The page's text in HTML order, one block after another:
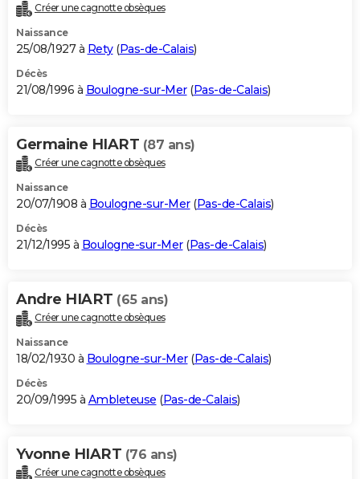
Créer une cagnotte obsèques
Naissance
25/08/1927 à Rety(Pas-de-Calais)
Décès
21/08/1996 à Boulogne-sur-Mer(Pas-de-Calais)
Germaine HIART (87 ans)
Créer une cagnotte obsèques
Naissance
20/07/1908 à Boulogne-sur-Mer(Pas-de-Calais)
Décès
21/12/1995 à Boulogne-sur-Mer(Pas-de-Calais)
Andre HIART (65 ans)
Créer une cagnotte obsèques
Naissance
18/02/1930 à Boulogne-sur-Mer(Pas-de-Calais)
Décès
20/09/1995 à Ambleteuse (Pas-de-Calais)
Yvonne HIART (76 ans)
Créer une cagnotte obsèques